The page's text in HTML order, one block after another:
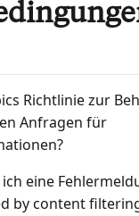
Richtlinie zur
Anfragen für
eine
by content